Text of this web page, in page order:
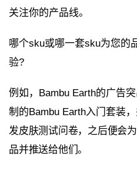
关注你的产品线。
哪个sku或哪一套sku为您的
验?
例如，Bambu Earth的广告
制的Bambu Earth入门套装
发皮肤测试问卷，之后便会
品并推送给他们。